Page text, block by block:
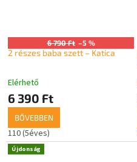
6 790 Ft –5 %
2 részes baba szett – Katica
Elérhető
6 390 Ft
BŐVEBBEN
110 (5éves)
Újdonság